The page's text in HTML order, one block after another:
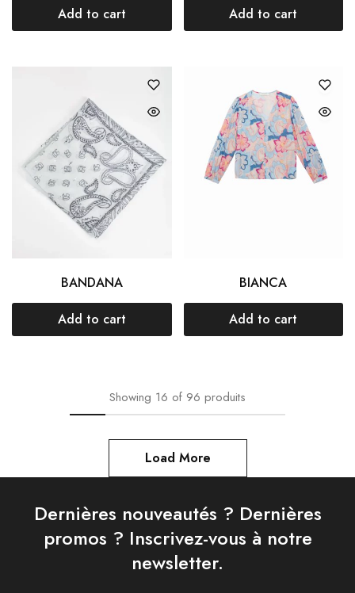
Add to cart
Add to cart
BANDANA
Add to cart
BIANCA
Add to cart
Showing 16 of 96 produits
Load More
Dernières nouveautés ? Dernières
promos ? Inscrivez-vous à notre
newsletter.